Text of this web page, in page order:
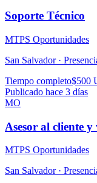
Soporte Técnico
MTPS Oportunidades
San Salvador ·
Tiempo completo$500
Publicado hace 3 días
MO
Asesor al cliente y
MTPS Oportunidades
San Salvador ·